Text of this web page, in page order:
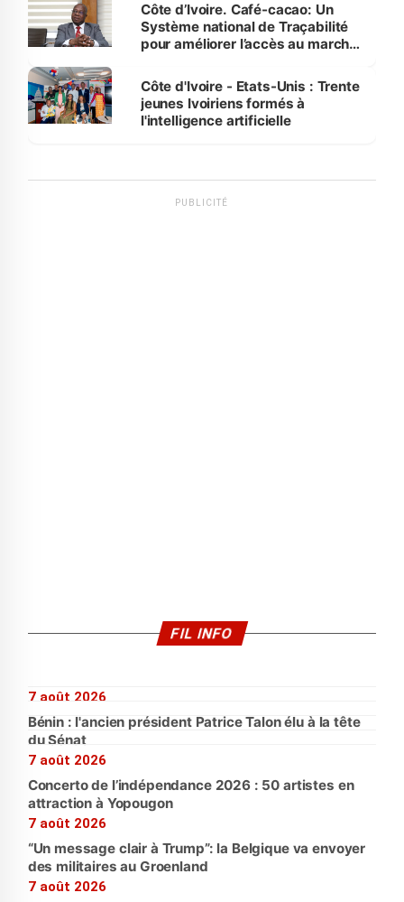
Côte d’Ivoire. Café-cacao: Un
Système national de Traçabilité
pour améliorer l’accès au marché
Côte d'Ivoire - Etats-Unis : Trente
jeunes Ivoiriens formés à
l'intelligence artificielle
PUBLICITÉ
FIL INFO
7 août 2026
Bénin : l'ancien président Patrice Talon élu à la tête
du Sénat
7 août 2026
Concerto de l’indépendance 2026 : 50 artistes en
attraction à Yopougon
7 août 2026
“Un message clair à Trump”: la Belgique va envoyer
des militaires au Groenland
7 août 2026